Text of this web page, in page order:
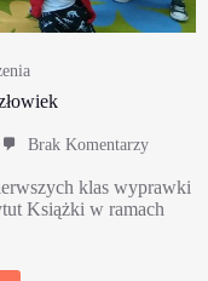
Brak Komentarzy
klas wyprawki
Książki w ramach